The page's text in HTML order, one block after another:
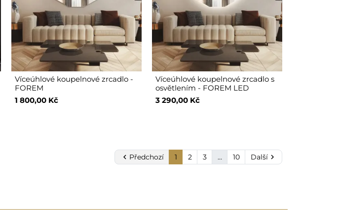
Víceúhlové koupelnové zrcadlo -
FOREM
1 800,00 Kč
Víceúhlové koupelnové zrcadlo s
osvětlením - FOREM LED
3 290,00 Kč
 Předchozí 1 2 3 … 10 Další